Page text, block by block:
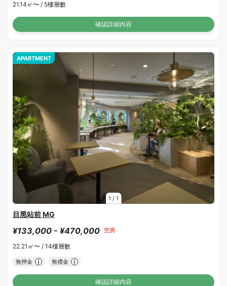
21.14㎡〜 / 5樓層數
確認詳細內容
1 / 1
APARTMENT
目黑站前 MG
¥133,000 - ¥470,000 空房
22.21㎡〜 / 14樓層數
無押金 無禮金
確認詳細內容